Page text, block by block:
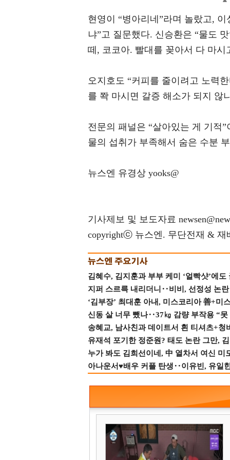
현영이 “병아리네”라며 놀랐고,
냐”고 질문했다. 신승환은 “물도
떼, 코코아. 빨대를 꽂아서 다 마
오지호도 “커피를 줄이려고 노력
를 쫙 마시면 갈증 해소가 되지 않
전문의 패널은 “살아있는 게 기적
물의 섭취가 부족해서 숨은 수분
뉴스엔 유경상 yooks@
기사제보 및 보도자료
copyrightⓒ 뉴스엔. 무단전재 & 재
김혜수, 김지훈과 부부 케미 ‘얼빡샷’에도
지퍼 스르륵 내리더니‥비비, 선정성 논
‘김부장’ 최대훈 아내, 미스코리아 善+미
신동 살 너무 뺐나‥37㎏ 감량 부작용 “
송혜교, 남사친과 데이트서 흰 티셔츠+
유재석 포기한 정준원? 태도 논란 그만,
누가 봐도 김희선이네, 中 열차서 여신 미
아나운서♥배우 커플 탄생‥이유빈, 유일